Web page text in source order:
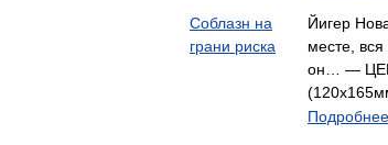
Соблазн на
грани риска
Йигер
месте,
он… —